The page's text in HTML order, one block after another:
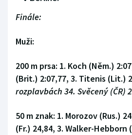
Finále:
Muži:
200 m prsa: 1. Koch (Něm.)
(Brit.) 2:07,77, 3. Titenis (Lit.)
rozplavbách 34. Svěcený (ČR)
50 m znak: 1. Morozov (Rus.)
(Fr.) 24,84, 3. Walker-Hebborn